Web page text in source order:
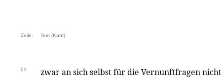
Zeile: Text (Kant):
01 zwar an sich selbst für die Vernunftfragen